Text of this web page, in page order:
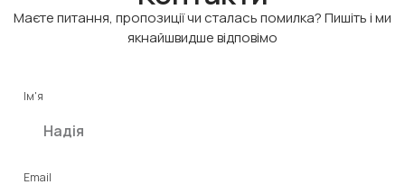
Маєте питання, пропозиції чи сталась помилка? Пишіть і ми
якнайшвидше відповімо
Ім'я
Email